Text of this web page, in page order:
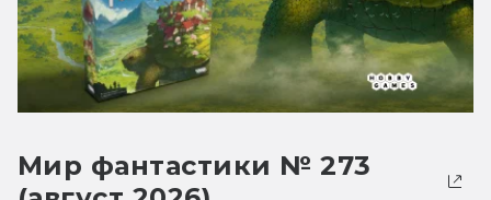
Мир фантастики № 273